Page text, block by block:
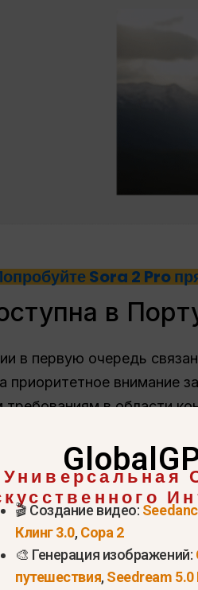
Sora 2 Pro
в
в первую очередь
приоритетное внимание
в области
кодов добавляет еще
получить прямой
Португалии:
(соответствие GDPR)
даже в разрешенных
Универсальная
🎬 Создание видео:
Клинг 3.0,Сора 2
🎨 Генерация изображений:
путешествия,Seedream 5.0